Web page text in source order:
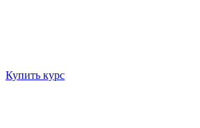
Купить курс